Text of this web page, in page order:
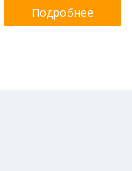
Подробнее